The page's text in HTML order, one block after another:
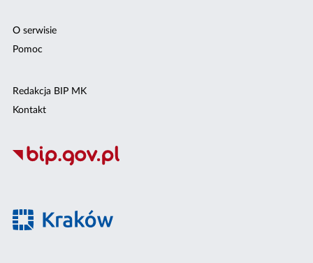
O serwisie
Pomoc
Redakcja BIP MK
Kontakt